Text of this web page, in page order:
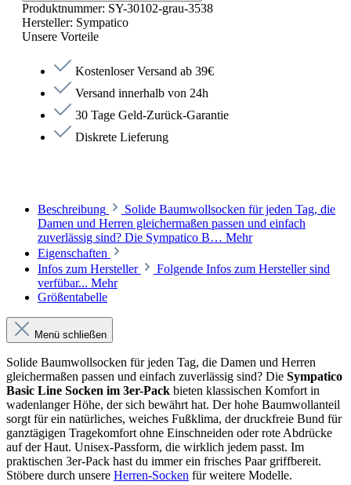
Produktnummer: SY-30102-grau-3538
Hersteller: Sympatico
Unsere Vorteile
Kostenloser Versand ab 39€
Versand innerhalb von 24h
30 Tage Geld-Zurück-Garantie
Diskrete Lieferung
Beschreibung
Solide Baumwollsocken für jeden Tag, die
Damen und Herren gleichermaßen passen und einfach
zuverlässig sind? Die Sympatico B… Mehr
Eigenschaften
Infos zum Hersteller
Folgende Infos zum Hersteller sind
verfübar... Mehr
Größentabelle
Menü schließen
Solide Baumwollsocken für jeden Tag, die Damen und Herren
gleichermaßen passen und einfach zuverlässig sind? Die Sympatico
Basic Line Socken im 3er-Pack bieten klassischen Komfort in
wadenlanger Höhe, der sich bewährt hat. Der hohe Baumwollanteil
sorgt für ein natürliches, weiches Fußklima, der druckfreie Bund für
ganztägigen Tragekomfort ohne Einschneiden oder rote Abdrücke
auf der Haut. Unisex-Passform, die wirklich jedem passt. Im
praktischen 3er-Pack hast du immer ein frisches Paar griffbereit.
Stöbere durch unsere Herren-Socken für weitere Modelle.